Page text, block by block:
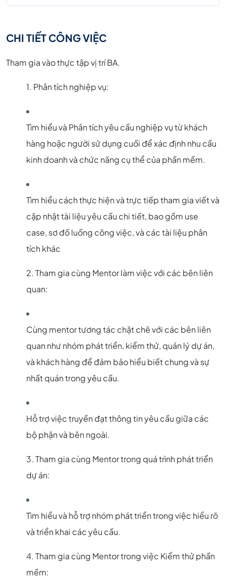
CHI TIẾT CÔNG VIỆC
Tham gia vào thực tập vị trí BA.
1. Phân tích nghiệp vụ:
Tìm hiểu và Phân tích yêu cầu nghiệp vụ từ khách
hàng hoặc người sử dụng cuối để xác định nhu cầu
kinh doanh và chức năng cụ thể của phần mềm.
Tìm hiểu cách thực hiện và trực tiếp tham gia viết và
cập nhật tài liệu yêu cầu chi tiết, bao gồm use
case, sơ đồ luồng công việc, và các tài liệu phân
tích khác
2. Tham gia cùng Mentor làm việc với các bên liên
quan:
Cùng mentor tương tác chặt chẽ với các bên liên
quan như nhóm phát triển, kiểm thử, quản lý dự án,
và khách hàng để đảm bảo hiểu biết chung và sự
nhất quán trong yêu cầu.
Hỗ trợ việc truyền đạt thông tin yêu cầu giữa các
bộ phận và bên ngoài.
3. Tham gia cùng Mentor trong quá trình phát triển
dự án:
Tìm hiểu và hỗ trợ nhóm phát triển trong việc hiểu rõ
và triển khai các yêu cầu.
4. Tham gia cùng Mentor trong việc Kiểm thử phần
mềm: